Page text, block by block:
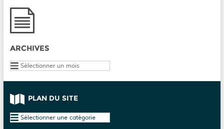
ARCHIVES
Archives
PLAN DU SITE
Plan